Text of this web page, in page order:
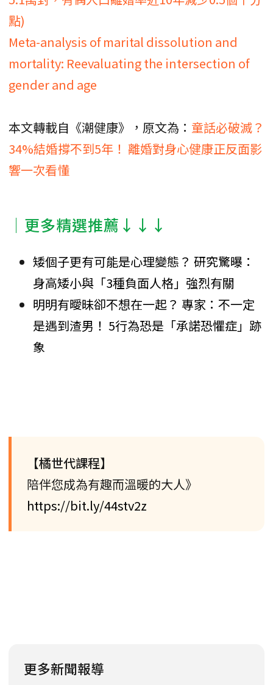
點)
Meta-analysis of marital dissolution and
mortality: Reevaluating the intersection of
gender and age
本文轉載自《潮健康》，原文為： 童話必破滅？
34%結婚撐不到5年！ 離婚對身心健康正反面影
響一次看懂
│更多精選推薦↓↓↓
矮個子更有可能是心理變態？ 研究驚曝：
身高矮小與「3種負面人格」強烈有關
明明有曖昧卻不想在一起？ 專家：不一定
是遇到渣男！ 5行為恐是「承諾恐懼症」跡
象
【橘世代課程】
陪伴您成為有趣而溫暖的大人》
https://bit.ly/44stv2z
更多新聞報導